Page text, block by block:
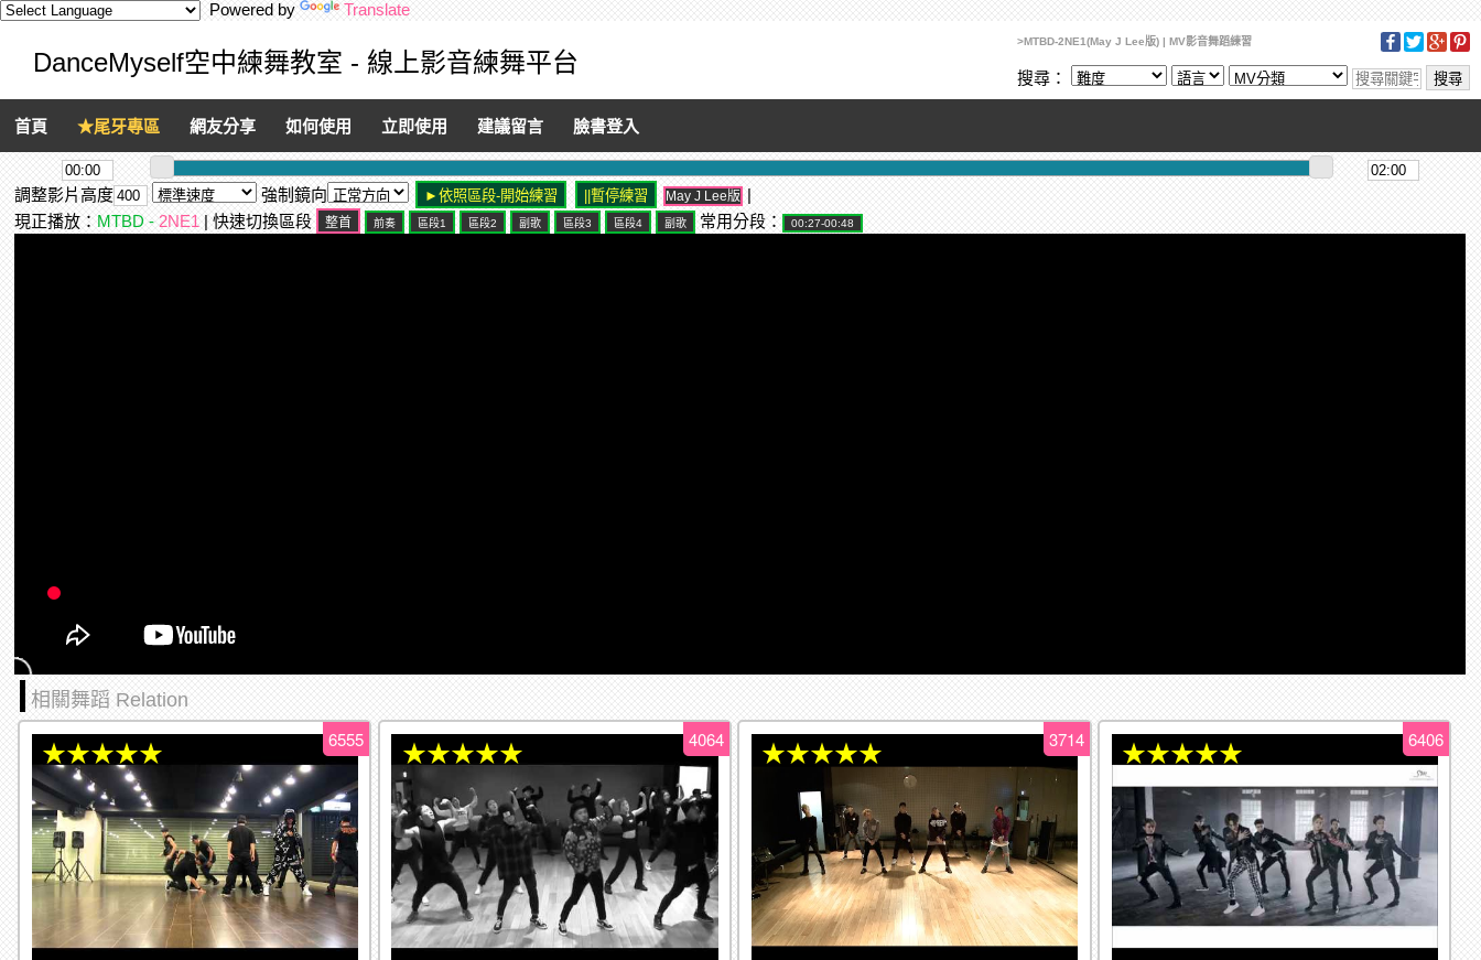
Powered by Translate
DanceMyself空中練舞教室 - 線上影音練舞平台
>MTBD-2NE1(May J Lee版) | MV影音舞蹈練習
搜尋：
首頁 ★尾牙專區 網友分享 如何使用 立即使用 建議留言 臉書登入
調整影片高度 強制鏡向 May J Lee版 |
現正播放： MTBD -2NE1 | 快速切換區段 常用分段：
相關舞蹈 Relation
6555
★★★★★
4064
★★★★★
3714
★★★★★
6406
★★★★★